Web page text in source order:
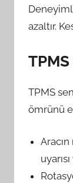
azaltır.
TPMS
ömrünü